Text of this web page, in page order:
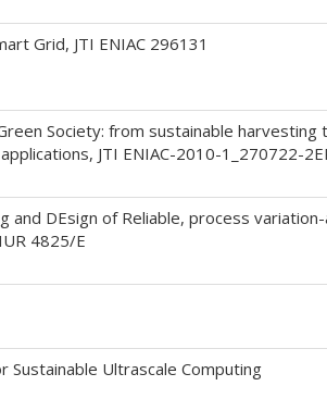
Grid, JTI ENIAC 296131
Society: from sustainable
JTI ENIAC-2010-1_270722-
and DEsign of Reliable, process
4825/E
Sustainable Ultrascale Computing